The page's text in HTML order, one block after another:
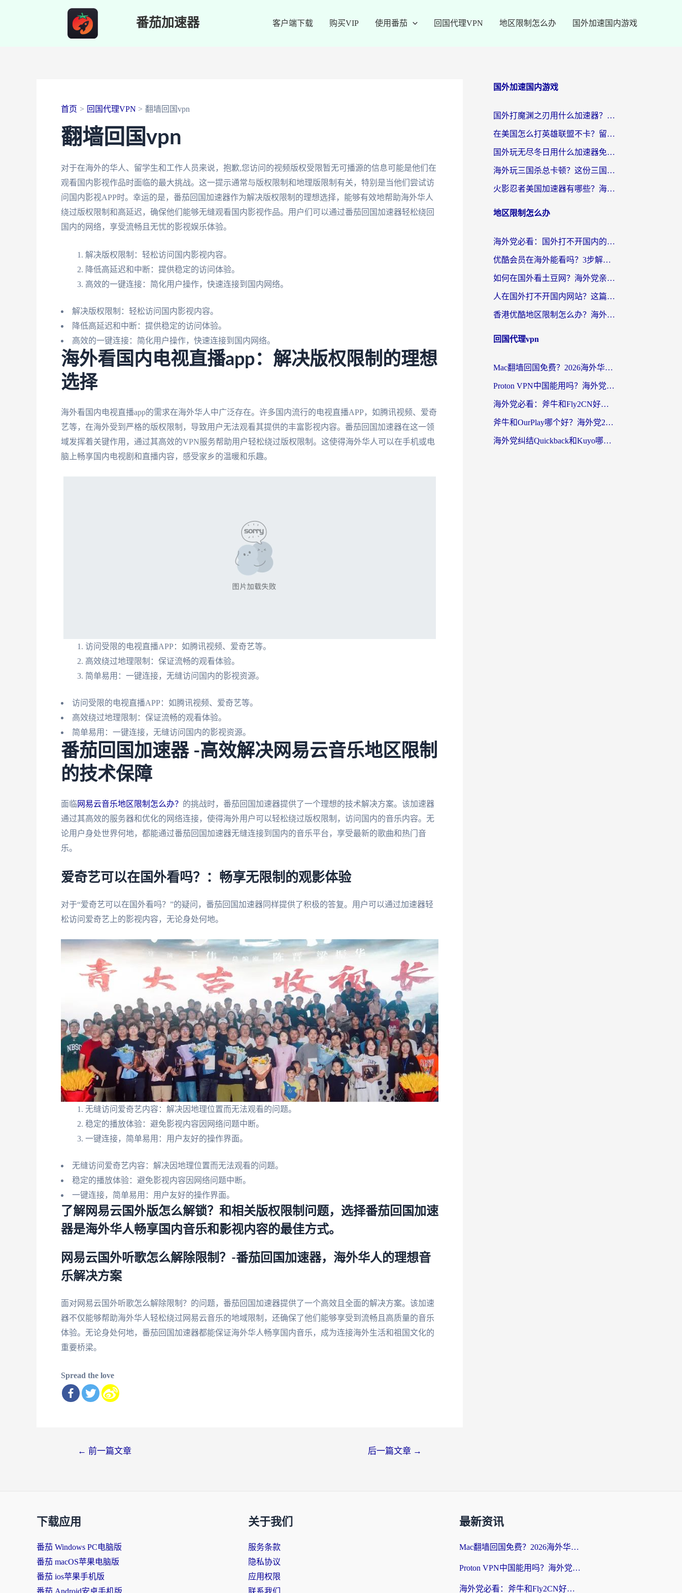
番茄加速器 客户端下载 购买VIP 使用番茄 回国代理VPN 地区限制怎么办 国外加速国内游戏
首页 回国代理VPN 翻墙回国vpn
翻墙回国vpn
对于在海外的华人、留学生和工作人员来说，抱歉,您访问的视频版权受限暂无可播源的信息可能是他们在
观看国内影视作品时面临的最大挑战。这一提示通常与版权限制和地理版限制有关，特别是当他们尝试访
问国内影视APP时。幸运的是，番茄回国加速器作为解决版权限制的理想选择，能够有效地帮助海外华人
绕过版权限制和高延迟，确保他们能够无缝观看国内影视作品。用户们可以通过番茄回国加速器轻松绕回
国内的网络，享受流畅且无忧的影视娱乐体验。
解决版权限制：轻松访问国内影视内容。
降低高延迟和中断：提供稳定的访问体验。
高效的一键连接：简化用户操作，快速连接到国内网络。
解决版权限制：轻松访问国内影视内容。
降低高延迟和中断：提供稳定的访问体验。
高效的一键连接：简化用户操作，快速连接到国内网络。
海外看国内电视直播app：解决版权限制的理想
选择
海外看国内电视直播app的需求在海外华人中广泛存在。许多国内流行的电视直播APP，如腾讯视频、爱奇
艺等，在海外受到严格的版权限制，导致用户无法观看其提供的丰富影视内容。番茄回国加速器在这一领
域发挥着关键作用，通过其高效的VPN服务帮助用户轻松绕过版权限制。这使得海外华人可以在手机或电
脑上畅享国内电视剧和直播内容，感受家乡的温暖和乐趣。
访问受限的电视直播APP：如腾讯视频、爱奇艺等。
高效绕过地理限制：保证流畅的观看体验。
简单易用：一键连接，无缝访问国内的影视资源。
访问受限的电视直播APP：如腾讯视频、爱奇艺等。
高效绕过地理限制：保证流畅的观看体验。
简单易用：一键连接，无缝访问国内的影视资源。
番茄回国加速器 -高效解决网易云音乐地区限制
的技术保障
面临网易云音乐地区限制怎么办？ 的挑战时，番茄回国加速器提供了一个理想的技术解决方案。该加速器
通过其高效的服务器和优化的网络连接，使得海外用户可以轻松绕过版权限制，访问国内的音乐内容。无
论用户身处世界何地，都能通过番茄回国加速器无缝连接到国内的音乐平台，享受最新的歌曲和热门音
乐。
爱奇艺可以在国外看吗？：畅享无限制的观影体验
对于“爱奇艺可以在国外看吗？”的疑问，番茄回国加速器同样提供了积极的答复。用户可以通过加速器轻
松访问爱奇艺上的影视内容，无论身处何地。
无缝访问爱奇艺内容：解决因地理位置而无法观看的问题。
稳定的播放体验：避免影视内容因网络问题中断。
一键连接，简单易用：用户友好的操作界面。
无缝访问爱奇艺内容：解决因地理位置而无法观看的问题。
稳定的播放体验：避免影视内容因网络问题中断。
一键连接，简单易用：用户友好的操作界面。
了解网易云国外版怎么解锁？和相关版权限制问题，选择番茄回国加速
器是海外华人畅享国内音乐和影视内容的最佳方式。
网易云国外听歌怎么解除限制？-番茄回国加速器，海外华人的理想音
乐解决方案
面对网易云国外听歌怎么解除限制？的问题，番茄回国加速器提供了一个高效且全面的解决方案。该加速
器不仅能够帮助海外华人轻松绕过网易云音乐的地域限制，还确保了他们能够享受到流畅且高质量的音乐
体验。无论身处何地，番茄回国加速器都能保证海外华人畅享国内音乐，成为连接海外生活和祖国文化的
重要桥梁。
Spread the love
← 前一篇文章 后一篇文章 →
国外加速国内游戏
国外打魔渊之刃用什么加速器？2026海外玩家国服游戏加速全攻略（附闪耀暖暖&复苏的魔女避坑指南）
在美国怎么打英雄联盟不卡？留学生亲测的国服游戏加速全攻略
国外玩无尽冬日用什么加速器免费？海外党国服游戏加速避坑指南
海外玩三国杀总卡顿？这份三国杀游戏加速器指南帮你告别延迟烦恼
火影忍者美国加速器有哪些？海外党亲测的国服游戏加速全攻略（含菲律宾玩三国之刃守望黎明技巧）
地区限制怎么办
海外党必看：国外打不开国内的app怎么办？3步解决你的乡愁
优酷会员在海外能看吗？3步解决海外追剧难题，附实测好用加速器推荐
如何在国外看土豆网？海外党亲测有效的追剧加速器选择指南
人在国外打不开国内网站？这篇攻略帮你无缝解锁国内资源（附交管12123使用技巧）
香港优酷地区限制怎么办？海外党亲测有效的追剧解决方案
回国代理vpn
Mac翻墙回国免费？2026海外华人亲测：从CCTV5直播到国内APP，这样选加速器才靠谱
Proton VPN中国能用吗？海外党选回国加速器的避坑指南（附番茄加速器实测）
海外党必看：斧牛和Fly2CN好用吗？3招教你选对回国加速器（附免费试用攻略）
斧牛和OurPlay哪个好？海外党2026亲测：选对加速器，国内资源秒加载
海外党纠结Quickback和Kuyo哪个好？选对回国加速器才能无缝刷国内资源
下载应用
番茄 Windows PC电脑版
番茄 macOS苹果电脑版
番茄 ios苹果手机版
番茄 Android安卓手机版
关于我们
服务条款
隐私协议
应用权限
联系我们
最新资讯
Mac翻墙回国免费？2026海外华人亲测：从CCTV5直播到国内APP，这样选加速器才靠谱
Proton VPN中国能用吗？海外党选回国加速器的避坑指南（附番茄加速器实测）
海外党必看：斧牛和Fly2CN好用吗？3招教你选对回国加速器（附免费试用攻略）